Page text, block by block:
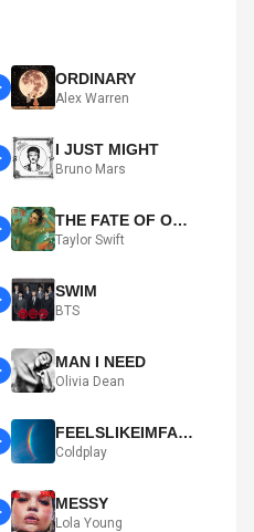
ORDINARY
Alex Warren
I JUST MIGHT
Bruno Mars
THE FATE OF OPHELIA
Taylor Swift
SWIM
BTS
MAN I NEED
Olivia Dean
FEELSLIKEIMFALLINGINLOVE
Coldplay
MESSY
Lola Young